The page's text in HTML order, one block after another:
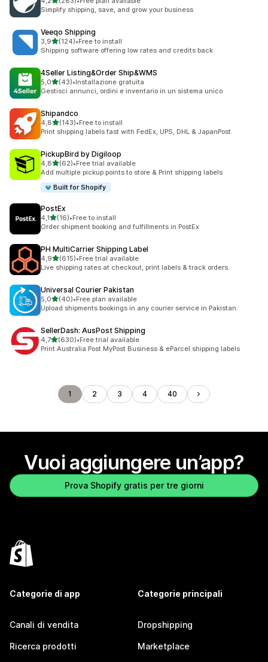
283 recensioni totali
Simplify shipping, save, and grow your business
Veeqo Shipping
3,9stelle su 5
(124)
124 recensioni totali
•Free to install
Shipping software offering low rates and credits back
4Seller Listing&Order Ship&WMS
5,0stelle su 5
(43)
43 recensioni totali
•Installazione gratuita
Gestisci annunci, ordini e inventario in un sistema unico
Shipandco
4,8stelle su 5
(143)
143 recensioni totali
•Free to install
Print shipping labels fast with FedEx, UPS, DHL & JapanPost.
PickupBird by Digiloop
4,8stelle su 5
(62)
62 recensioni totali
•Free trial available
Add multiple pickup points to store & Print shipping labels
Built for Shopify
PostEx
4,1stelle su 5
(16)
16 recensioni totali
•Free to install
Order shipment booking and fulfillments in PostEx
PH MultiCarrier Shipping Label
4,9stelle su 5
(615)
615 recensioni totali
•Free trial available
Live shipping rates at checkout, print labels & track orders.
Universal Courier Pakistan
5,0stelle su 5
(40)
40 recensioni totali
•Free plan available
Upload shipments bookings in any courier service in Pakistan.
SellerDash: AusPost Shipping
4,7stelle su 5
(630)
630 recensioni totali
•Free trial available
Print Australia Post MyPost Business & eParcel shipping labels
1 2 3 4 40
Vuoi aggiungere un’app?
Prova Shopify gratis per tre giorni
Categorie di app
Canali di vendita
Ricerca prodotti
Categorie principali
Dropshipping
Marketplace